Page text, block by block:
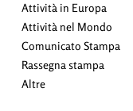
Attività in Europa
Attività nel Mondo
Comunicato Stampa
Rassegna stampa
Altre